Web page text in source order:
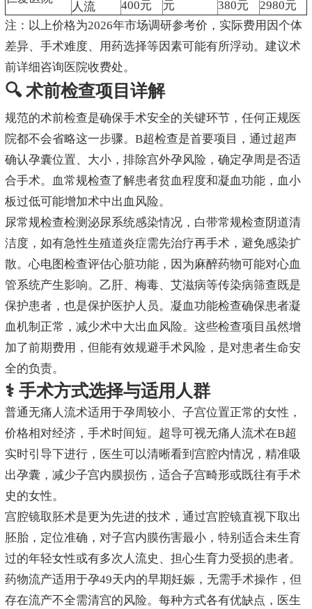
人流
400元
元
380元
2980元
注：以上价格为2026年市场调研参考价，实际费用因个体
差异、手术难度、用药选择等因素可能有所浮动。建议术
前详细咨询医院收费处。
🔍 术前检查项目详解
规范的术前检查是确保手术安全的关键环节，任何正规医
院都不会省略这一步骤。B超检查是首要项目，通过超声
确认孕囊位置、大小，排除宫外孕风险，确定孕周是否适
合手术。血常规检查了解患者贫血程度和凝血功能，血小
板过低可能增加术中出血风险。
尿常规检查检测泌尿系统感染情况，白带常规检查阴道清
洁度，如有急性生殖道炎症需先治疗再手术，避免感染扩
散。心电图检查评估心脏功能，因为麻醉药物可能对心血
管系统产生影响。乙肝、梅毒、艾滋病等传染病筛查既是
保护患者，也是保护医护人员。凝血功能检查确保患者凝
血机制正常，减少术中大出血风险。这些检查项目虽然增
加了前期费用，但能有效规避手术风险，是对患者生命安
全的负责。
⚕️ 手术方式选择与适用人群
普通无痛人流术适用于孕周较小、子宫位置正常的女性，
价格相对经济，手术时间短。超导可视无痛人流术在B超
实时引导下进行，医生可以清晰看到宫腔内情况，精准吸
出孕囊，减少子宫内膜损伤，适合子宫畸形或既往有手术
史的女性。
宫腔镜取胚术是更为先进的技术，通过宫腔镜直视下取出
胚胎，定位准确，对子宫内膜伤害最小，特别适合未生育
过的年轻女性或有多次人流史、担心生育力受损的患者。
药物流产适用于孕49天内的早期妊娠，无需手术操作，但
存在流产不全需清宫的风险。每种方式各有优缺点，医生